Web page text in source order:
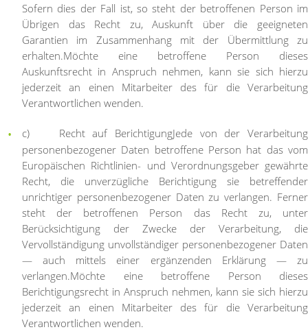
Sofern dies der Fall ist, so steht der betroffenen Person im
Übrigen das Recht zu, Auskunft über die geeigneten
Garantien im Zusammenhang mit der Übermittlung zu
erhalten.Möchte eine betroffene Person dieses
Auskunftsrecht in Anspruch nehmen, kann sie sich hierzu
jederzeit an einen Mitarbeiter des für die Verarbeitung
Verantwortlichen wenden.
c) Recht auf BerichtigungJede von der Verarbeitung
personenbezogener Daten betroffene Person hat das vom
Europäischen Richtlinien- und Verordnungsgeber gewährte
Recht, die unverzügliche Berichtigung sie betreffender
unrichtiger personenbezogener Daten zu verlangen. Ferner
steht der betroffenen Person das Recht zu, unter
Berücksichtigung der Zwecke der Verarbeitung, die
Vervollständigung unvollständiger personenbezogener Daten
— auch mittels einer ergänzenden Erklärung — zu
verlangen.Möchte eine betroffene Person dieses
Berichtigungsrecht in Anspruch nehmen, kann sie sich hierzu
jederzeit an einen Mitarbeiter des für die Verarbeitung
Verantwortlichen wenden.